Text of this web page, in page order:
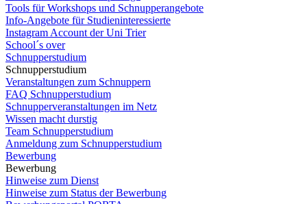
Tools für Workshops und Schnupperangebote
Info-Angebote für Studieninteressierte
Instagram Account der Uni Trier
School´s over
Schnupperstudium
Schnupperstudium
Veranstaltungen zum Schnuppern
FAQ Schnupperstudium
Schnupperveranstaltungen im Netz
Wissen macht durstig
Team Schnupperstudium
Anmeldung zum Schnupperstudium
Bewerbung
Bewerbung
Hinweise zum Dienst
Hinweise zum Status der Bewerbung